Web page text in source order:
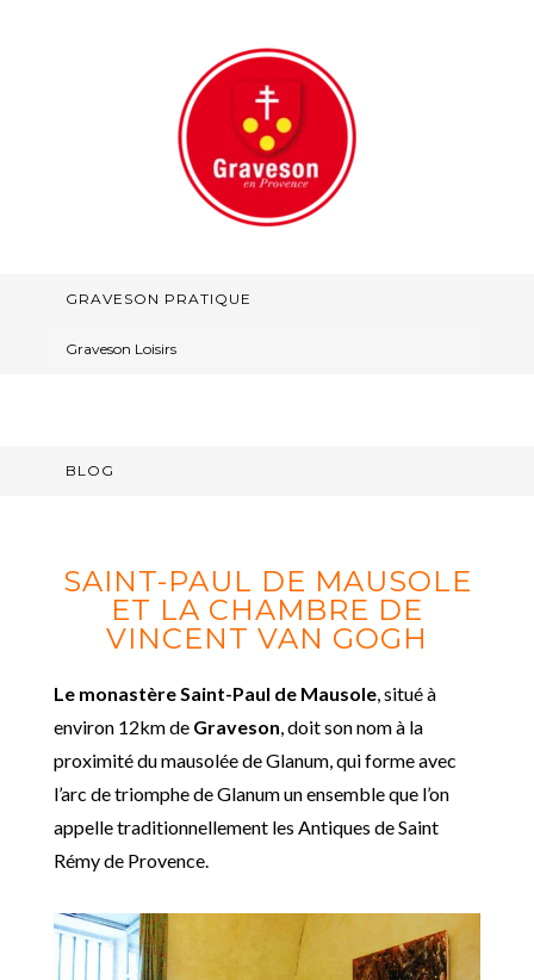
GRAVESON PRATIQUE
Graveson Loisirs
BLOG
SAINT-PAUL DE MAUSOLE
ET LA CHAMBRE DE
VINCENT VAN GOGH
Le monastère Saint-Paul de Mausole, situé à
environ 12km de Graveson, doit son nom à la
proximité du mausolée de Glanum, qui forme avec
l’arc de triomphe de Glanum un ensemble que l’on
appelle traditionnellement les Antiques de Saint
Rémy de Provence.